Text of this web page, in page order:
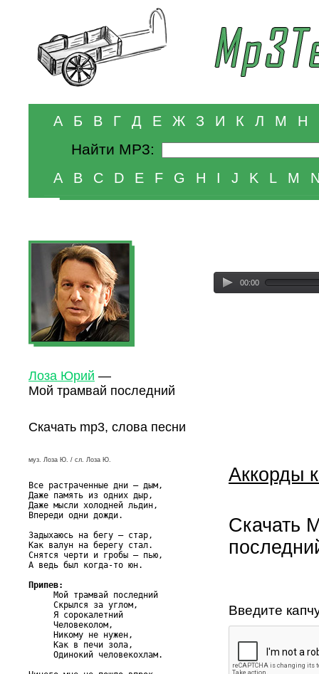
А Б В Г Д Е Ж З И К Л М Н
Найти MP3:
A B C D E F G H I J K L M
Лоза Юрий —
Мой трамвай последний
00:00
Скачать mp3, слова песни
муз. Лоза Ю. / сл. Лоза Ю.
Все растраченные дни – дым,
Даже память из одних дыр,
Даже мысли холодней льдин,
Впереди одни дожди.
Задыхаюсь на бегу – стар,
Как валун на берегу стал.
Снятся черти и гробы – пью,
А ведь был когда-то юн.
Припев:
Мой трамвай последний
     Скрылся за углом,
     Я сорокалетний
     Человеколом,
     Никому не нужен,
     Как в печи зола,
     Одинокий человекохлам.
Аккорды
Скачать
Введите